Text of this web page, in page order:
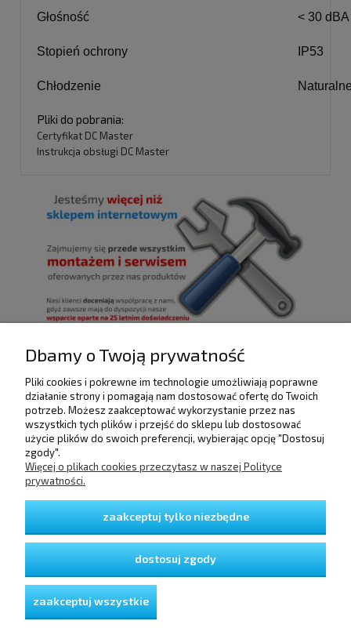
Głośność < 30
Stopień ochrony IP53
Chłodzenie
Pliki do pobrania:
Certyfikat DC Master
Instrukcja obsługi DC Master
POMOC
DOSTAWA I PŁATNOŚCI
GWARANCJA I ZWROTY
O FIRMIE
Dbamy o Twoją prywatność
Pliki cookies i pokrewne im technologie umożliwiają poprawne
działanie strony i pomagają nam dostosować ofertę do Twoich
potrzeb. Możesz zaakceptować wykorzystanie przez nas
wszystkich tych plików i przejść do sklepu lub dostosować
użycie plików do swoich preferencji, wybierając opcję "Dostosuj
zgody".
Więcej o plikach cookies przeczytasz w naszej Polityce
prywatności.
zaakceptuj tylko niezbędne
dostosuj zgody
zaakceptuj wszystkie